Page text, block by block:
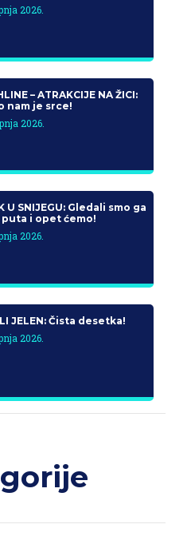
2026.
– ATRAKCIJE NA ŽICI:
nam je srce!
2026.
U SNIJEGU: Gledali smo ga
puta i opet ćemo!
2026.
JELEN: Čista desetka!
2026.